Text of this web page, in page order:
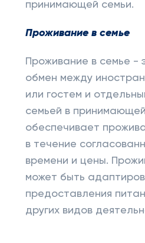
принимающей семьи.
Проживание в семье
Проживание в семье -
обмен между
или гостем и
семьей в
обеспечивает
в течение
времени и цены.
может быть
предоставления
других видов